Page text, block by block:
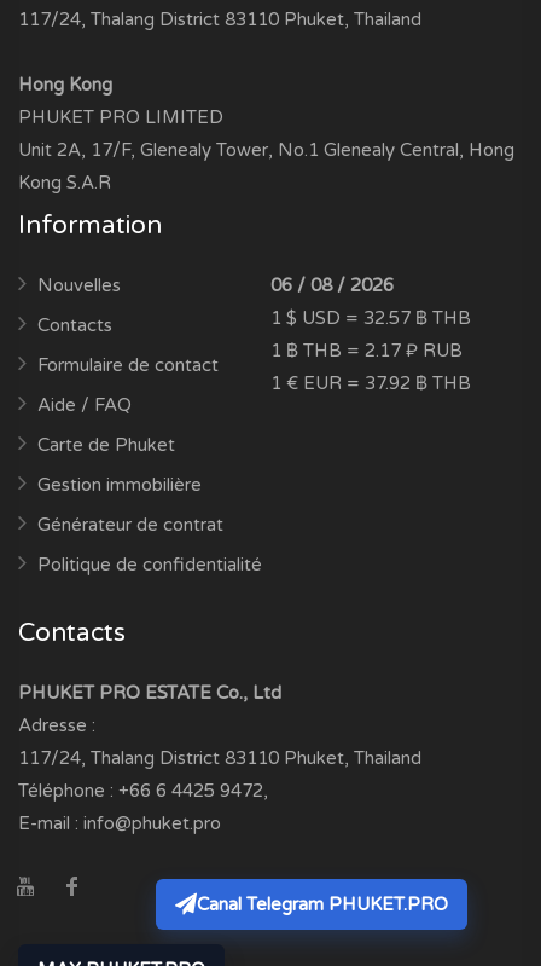
117/24, Thalang District 83110 Phuket, Thailand
Hong Kong
PHUKET PRO LIMITED
Unit 2A, 17/F, Glenealy Tower, No.1 Glenealy Central, Hong
Kong S.A.R
Information
Nouvelles
Contacts
Formulaire de contact
Aide / FAQ
Carte de Phuket
Gestion immobilière
Générateur de contrat
Politique de confidentialité
06 / 08 / 2026
1 $ USD = 32.57 ฿ THB
1 ฿ THB = 2.17 ₽ RUB
1 € EUR = 37.92 ฿ THB
Contacts
PHUKET PRO ESTATE Co., Ltd
Adresse :
117/24, Thalang District 83110 Phuket, Thailand
Téléphone : +66 6 4425 9472,
E-mail : info@phuket.pro
Canal Telegram PHUKET.PRO